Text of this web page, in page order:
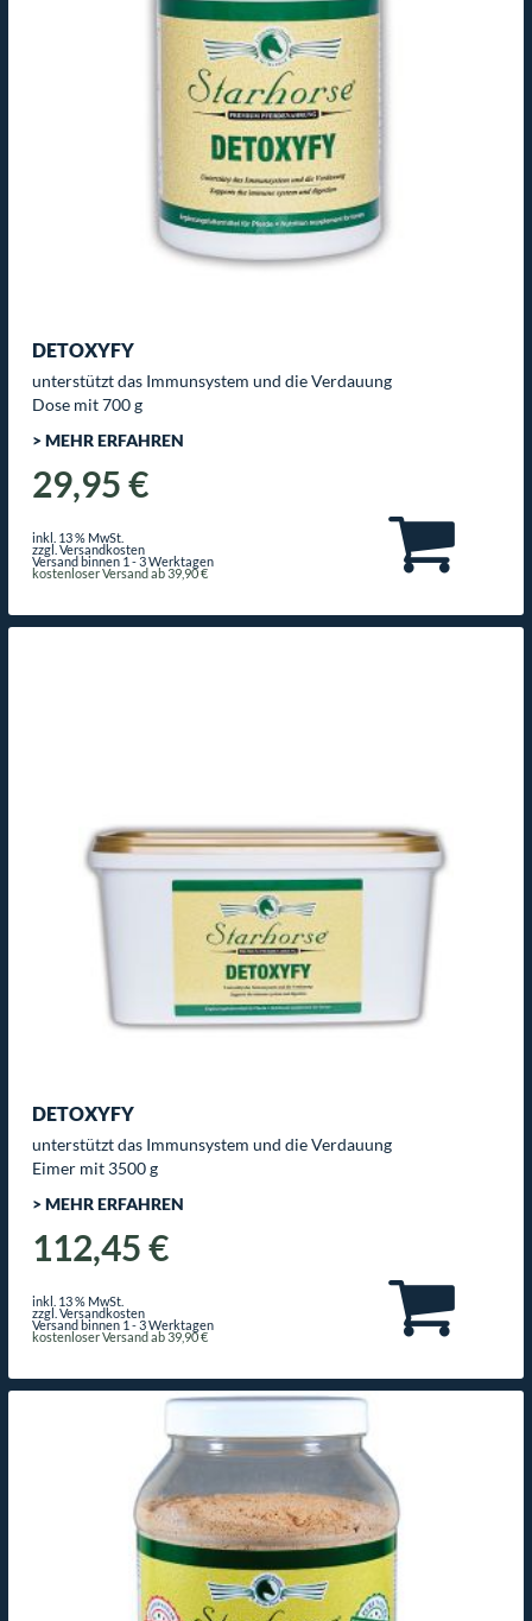
DETOXYFY
unterstützt das Immunsystem und die Verdauung
Dose mit 700 g
> MEHR ERFAHREN
29,95 €
inkl. 13 % MwSt.
zzgl. Versandkosten
Versand binnen 1 - 3 Werktagen
kostenloser Versand ab 39,90 €
DETOXYFY
unterstützt das Immunsystem und die Verdauung
Eimer mit 3500 g
> MEHR ERFAHREN
112,45 €
inkl. 13 % MwSt.
zzgl. Versandkosten
Versand binnen 1 - 3 Werktagen
kostenloser Versand ab 39,90 €